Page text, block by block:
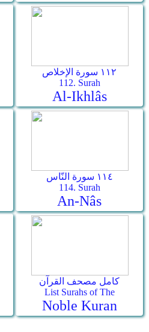
١١٢ سورة الإخلاص
112. Surah
Al-Ikhlâs
١١٤ سورة النّاس
114. Surah
An-Nâs
كامل مصحف القرآن
List Surahs of The
Noble Kuran